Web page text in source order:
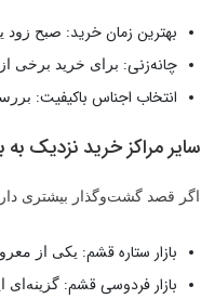
بهترین زمان خرید: صبح زود
چانه‌زنی: برای خرید برخی از
انتخاب اجناس باکیفیت:
سایر مراکز خرید نزدیک به
اگر قصد گشت‌وگذار بیشتری
بازار ستاره قشم: یکی از
بازار فردوسی قشم: گزینه‌ای